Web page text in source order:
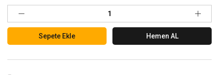
Sepete Ekle Hemen AL